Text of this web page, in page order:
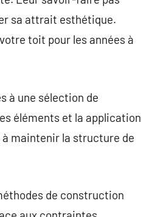
sa attrait esthétique.
toit pour les années à
à une sélection de
éléments et la application
maintenir la structure de
de construction